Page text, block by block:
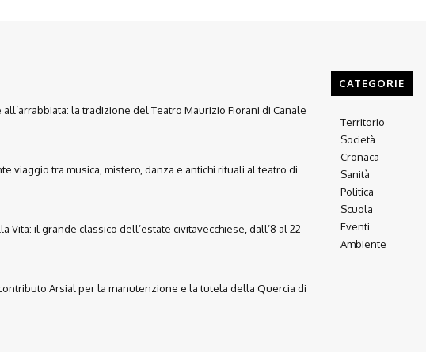
la tradizione del Teatro Maurizio Fiorani di Canale
viaggio tra musica, mistero, danza e antichi rituali al teatro di
Vita: il grande classico dell’estate civitavecchiese, dall’8 al 22
Arsial per la manutenzione e la tutela della Quercia di
CATEGORIE
Territorio
Società
Cronaca
Sanità
Politica
Scuola
Eventi
Ambiente